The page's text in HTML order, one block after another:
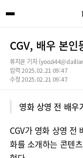
CGV, 배우 본
류지윤 기자
입력 2025.02.21 09:47
수정 2025.02.21 09:47
영화 상영 전 배우
CGV가 영화 상영 전
화를 소개하는 콘텐